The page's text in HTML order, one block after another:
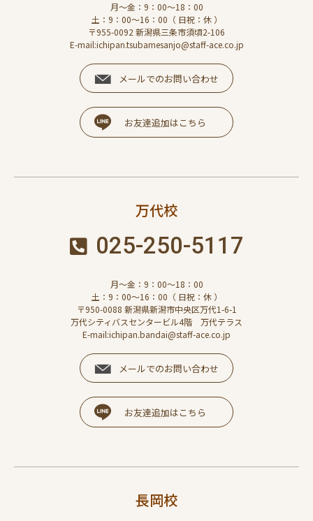
月～金：9：00～18：00
土：9：00～16：00（ 日祝：休 ）
〒955-0092 新潟県三条市須頃2-106
E-mail:ichipan.tsubamesanjo@staff-ace.co.jp
メールでのお問い合わせ
お友達追加はこちら
万代校
025-250-5117
月～金：9：00～18：00
土：9：00～16：00（ 日祝：休 ）
〒950-0088 新潟県新潟市中央区万代1-6-1
万代シティバスセンタービル4階 万代テラス
E-mail:ichipan.bandai@staff-ace.co.jp
メールでのお問い合わせ
お友達追加はこちら
長岡校